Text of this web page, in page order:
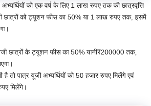
अभ्यर्थियों को एक वर्ष के लिए 1 लाख रुपए तक की छात्रवृत्ति
छात्रों को ट्यूशन फीस का 50% या 1 लाख रुपए तक, इसमें
छात्रों के ट्यूशन फीस का 50% यानी₹200000 तक,
तो पात्र यूजी अभ्यर्थियों को 50 हजार रुपए मिलेंगे एवं
मिलेंगे।